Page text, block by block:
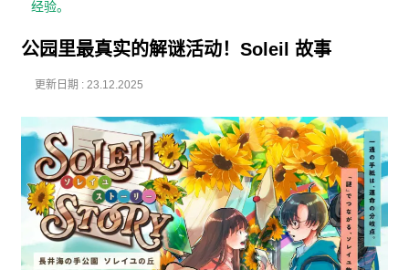
经验。
公园里最真实的解谜活动！Soleil 故事
更新日期 : 23.12.2025